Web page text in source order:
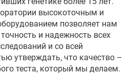
высокоточным и
позволяет нам
и надежность всех
и со всей
утверждать, что качество –
теста, который мы делаем.